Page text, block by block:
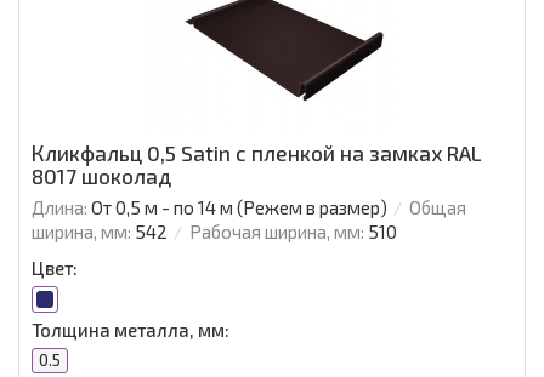
Кликфальц 0,5 Satin с пленкой на замках RAL
8017 шоколад
Длина: От 0,5 м - по 14 м (Режем в размер)
Общая
ширина, мм: 542 Рабочая ширина, мм: 510
Цвет:
Толщина металла, мм:
0.5